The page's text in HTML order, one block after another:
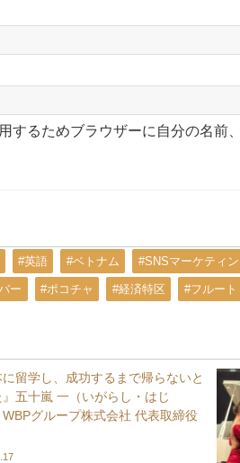
するためブラウザーに自分の名前
#英語 #ベトナム #SNSマーケティ
ー #ポコチャ #経済特区 #フルート
に留学し、成功するまで帰らないと
五十嵐 一（いがらし・はじ
グループ株式会社 代表取締役